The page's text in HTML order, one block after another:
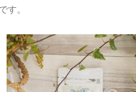
す。